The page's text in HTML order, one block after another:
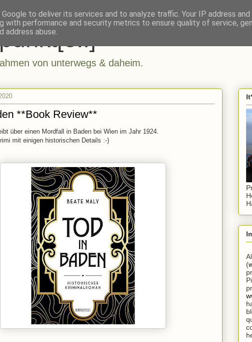
von unterwegs & daheim.
**Book Review**
über einen Mordfall in Baden bei Wien im Jahr 1924.
mit einigen historischen Details :-)
(
to deliver its services and to analyze traffic. Your IP address
with performance and security metrics to ensure quality of service,
abuse.